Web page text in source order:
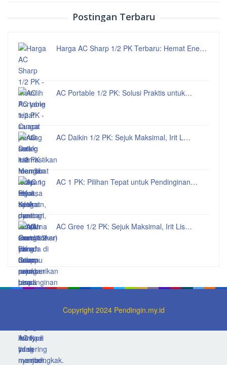
Postingan Terbaru
Harga AC Sharp 1/2 PK Terbaru: Hemat Ene…
AC Portable 1/2 PK: Solusi Praktis untuk…
AC Daikin 1/2 PK: Sejuk Maksimal, Irit L…
AC 1 PK: Pilihan Tepat untuk Pendinginan…
AC Gree 1/2 PK: Sejuk Maksimal, Irit Lis…
Copyright 2024 Pendingin.my.id